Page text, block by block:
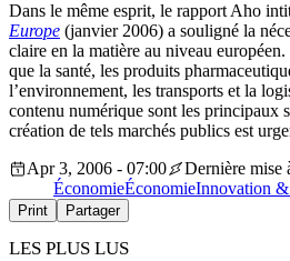
Dans le même esprit, le rapport Aho
Europe (janvier 2006) a souligné la
claire en la matière au niveau
que la santé, les produits
l’environnement, les transports et la
contenu numérique sont les principaux
création de tels marchés publics est
Apr 3, 2006 - 07:00
Dernière mise
ÉconomieÉconomieInnovation &
Print Partager
LES PLUS LUS